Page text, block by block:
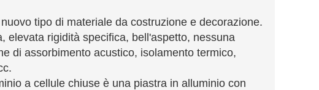
tipo di materiale da costruzione e decorazione.
elevata rigidità specifica, bell'aspetto, nessuna
di assorbimento acustico, isolamento termico,
a cellule chiuse è una piastra in alluminio con